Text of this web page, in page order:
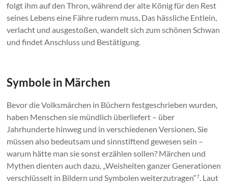
folgt ihm auf den Thron, während der alte König für den Rest
seines Lebens eine Fähre rudern muss. Das hässliche Entlein,
verlacht und ausgestoßen, wandelt sich zum schönen Schwan
und findet Anschluss und Bestätigung.
Symbole in Märchen
Bevor die Volksmärchen in Büchern festgeschrieben wurden,
haben Menschen sie mündlich überliefert – über
Jahrhunderte hinweg und in verschiedenen Versionen. Sie
müssen also bedeutsam und sinnstiftend gewesen sein –
warum hätte man sie sonst erzählen sollen? Märchen und
Mythen dienten auch dazu, „Weisheiten ganzer Generationen
verschlüsselt in Bildern und Symbolen weiterzutragen“7. Laut